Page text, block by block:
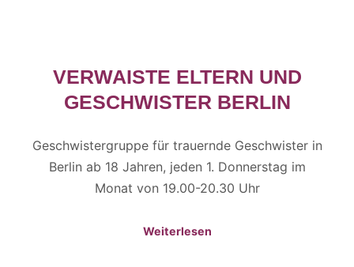
VERWAISTE ELTERN UND
GESCHWISTER BERLIN
Geschwistergruppe für trauernde Geschwister in
Berlin ab 18 Jahren, jeden 1. Donnerstag im
Monat von 19.00-20.30 Uhr
Weiterlesen